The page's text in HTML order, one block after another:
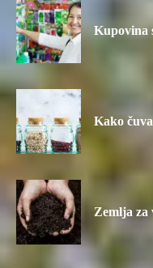
Kupovina
Kako
Zemlja za